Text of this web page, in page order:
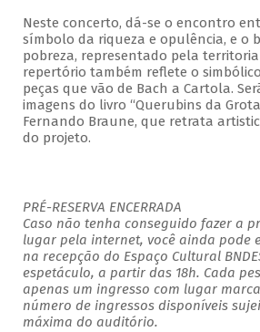
Neste concerto, dá-se o encontro
símbolo da riqueza e opulência, e o
pobreza, representado pela
repertório também reflete o
peças que vão de Bach a Cartola.
imagens do livro “Querubins da
Fernando Braune, que retrata
do projeto.
PRÉ-RESERVA ENCERRADA
Caso não tenha conseguido fazer a
lugar pela internet, você ainda pode
na recepção do Espaço Cultural
espetáculo, a partir das 18h. Cada
apenas um ingresso com lugar
número de ingressos disponíveis
máxima do auditório.